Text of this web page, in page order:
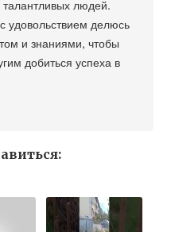
людей.
удовольствием делюсь
и знаниями, чтобы
добиться успеха в